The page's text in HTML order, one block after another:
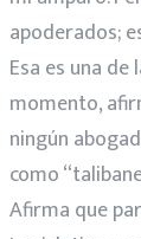
apoderados;
Esa es una
momento,
ningún
como
Afirma que